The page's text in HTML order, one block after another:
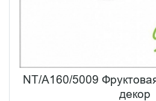
NT/A160/5009
декор